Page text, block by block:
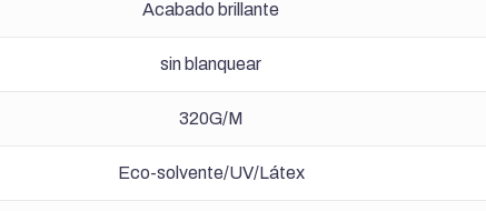
Acabado brillante
sin blanquear
320G/M
Eco-solvente/UV/Látex